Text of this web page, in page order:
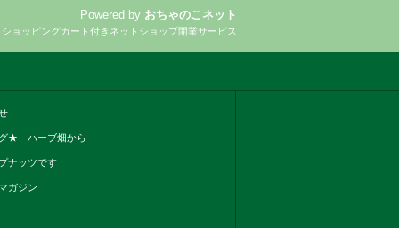
Powered by おちゃのこネット
ョッピングカート付きネットショップ開業サービス
★ ハーブ畑から
ナッツです
ガジン